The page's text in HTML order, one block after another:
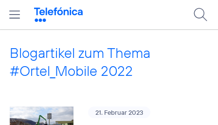
Blogartikel zum Thema
#Ortel_Mobile 2022
21. Februar 2023